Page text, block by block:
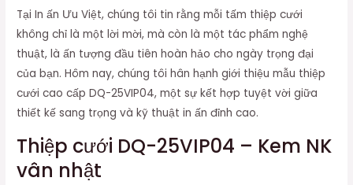
Tại In ấn Ưu Việt, chúng tôi tin rằng mỗi tấm thiệp cưới
không chỉ là một lời mời, mà còn là một tác phẩm nghệ
thuật, là ấn tượng đầu tiên hoàn hảo cho ngày trọng đại
của bạn. Hôm nay, chúng tôi hân hạnh giới thiệu mẫu thiệp
cưới cao cấp DQ-25VIP04, một sự kết hợp tuyệt vời giữa
thiết kế sang trọng và kỹ thuật in ấn đỉnh cao.
Thiệp cưới DQ-25VIP04 – Kem NK
vân nhật